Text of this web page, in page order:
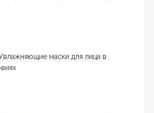
маски для лица в